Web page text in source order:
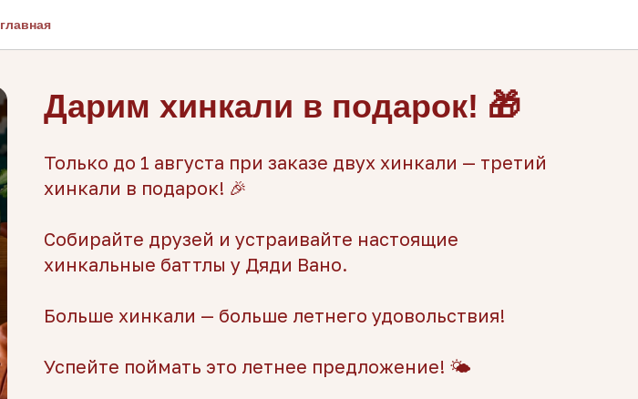
главная
Дарим хинкали в подарок! 🎁
Только до 1 августа при заказе двух хинкали — третий
хинкали в подарок! 🎉
Собирайте друзей и устраивайте настоящие
хинкальные баттлы у Дяди Вано.
Больше хинкали — больше летнего удовольствия!
Успейте поймать это летнее предложение! 🌤